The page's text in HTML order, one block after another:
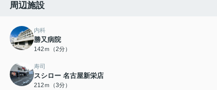
周辺施設
内科
勝又病院
142ｍ（2分）
寿司
スシロー 名古屋新栄店
212ｍ（3分）